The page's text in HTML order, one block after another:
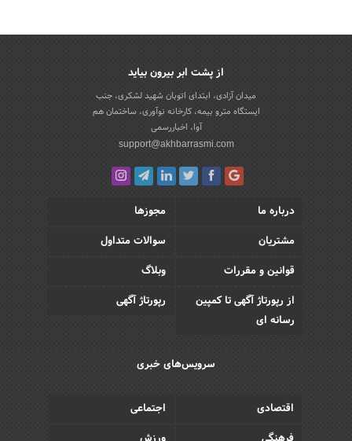
از پشت ابر بیرون بیاید
میدان آزادی، ابتدای اتوبان شهید لشکری، جنب
ایستگاه مترو بیمه، کارخانه نوآوری، ساختمان هم
آوا، اخباررسمی
support@akhbarrasmi.com
درباره ما
مجوزها
مشتریان
سوالات متداول
قوانین و مقررات
وبلاگ
از رپورتاژ آگهی تا کمپین
رسانه ای
رپورتاژ آگهی
سرویس‌های خبری
اقتصادی
اجتماعی